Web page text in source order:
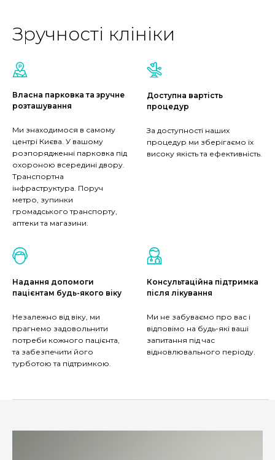
Зручності клініки
Власна парковка та зручне
розташування
Ми знаходимося в самому
центрі Києва. У вашому
розпорядженні парковка під
охороною всередині двору.
Транспортна
інфраструктура. Поруч
метро, зупинки
громадського транспорту,
аптеки та магазини.
Доступна вартість
процедур
За доступності наших
процедур ми зберігаємо їх
високу якість та ефективність.
Надання допомоги
пацієнтам будь-якого віку
Незалежно від віку, ми
прагнемо задовольнити
потреби кожного пацієнта,
та забезпечити його
турботою та підтримкою.
Консультаційна підтримка
після лікування
Ми не забуваємо про вас і
відповімо на будь-які ваші
запитання під час
відновлювального періоду.